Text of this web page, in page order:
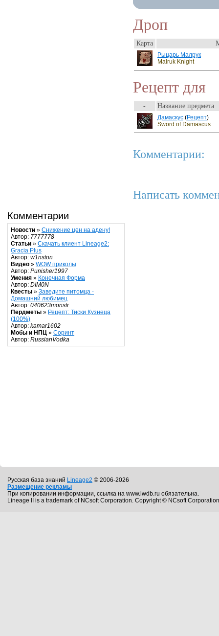
Комментарии
Новости » Снижение цен на адену!
Автор: 7777778
Статьи » Скачать клиент Lineage2:
Gracia Plus
Автор: w1nston
Видео » WOW приколы
Автор: Punisher1997
Умения » Конечная Форма
Автор: DIM0N
Квесты » Заведите питомца -
Домашний любимец
Автор: 040623monstr
Пердметы » Рецепт: Тиски Кузнеца
(100%)
Автор: kamar1602
Мобы и НПЦ » Соринт
Автор: RussianVodka
Дроп
Карта
Рыцарь Малрук
Malruk Knight
Рецепт для
- Название предмета
Дамаскус (Рецепт)
Sword of Damascus
Комментарии:
Написать
Русская база знаний Lineage2 © 2006-2026
Размещение рекламы
При копировании информации, ссылка на www.lwdb.ru обязательна.
Lineage II is a trademark of NCsoft Corporation. Copyright © NCsoft